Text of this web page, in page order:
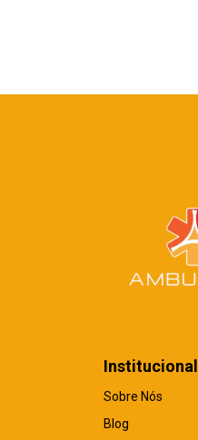
Institucional
Sobre Nós
Blog